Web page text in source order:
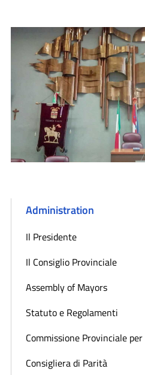
Administration
Il Presidente
Il Consiglio Provinciale
Assembly of Mayors
Statuto e Regolamenti
Commissione Provinciale
Consigliera di Parità